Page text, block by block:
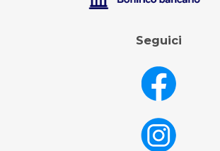
Seguici